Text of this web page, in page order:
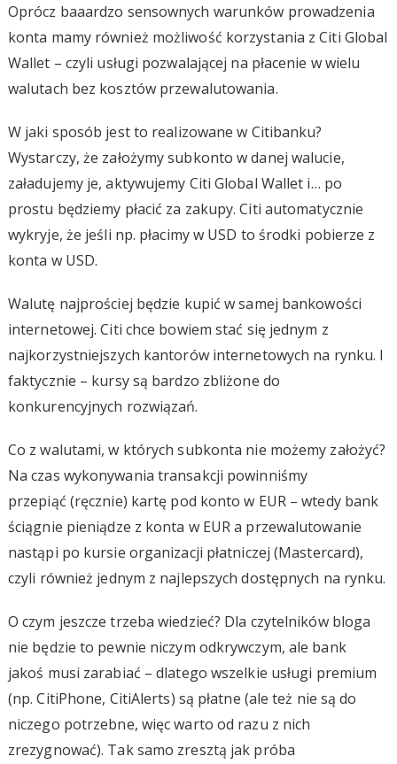
Oprócz baaardzo sensownych warunków prowadzenia
konta mamy również możliwość korzystania z Citi Global
Wallet – czyli usługi pozwalającej na płacenie w wielu
walutach bez kosztów przewalutowania.
W jaki sposób jest to realizowane w Citibanku?
Wystarczy, że założymy subkonto w danej walucie,
załadujemy je, aktywujemy Citi Global Wallet i… po
prostu będziemy płacić za zakupy. Citi automatycznie
wykryje, że jeśli np. płacimy w USD to środki pobierze z
konta w USD.
Walutę najprościej będzie kupić w samej bankowości
internetowej. Citi chce bowiem stać się jednym z
najkorzystniejszych kantorów internetowych na rynku. I
faktycznie – kursy są bardzo zbliżone do
konkurencyjnych rozwiązań.
Co z walutami, w których subkonta nie możemy założyć?
Na czas wykonywania transakcji powinniśmy
przepiąć (ręcznie) kartę pod konto w EUR – wtedy bank
ściągnie pieniądze z konta w EUR a przewalutowanie
nastąpi po kursie organizacji płatniczej (Mastercard),
czyli również jednym z najlepszych dostępnych na rynku.
O czym jeszcze trzeba wiedzieć? Dla czytelników bloga
nie będzie to pewnie niczym odkrywczym, ale bank
jakoś musi zarabiać – dlatego wszelkie usługi premium
(np. CitiPhone, CitiAlerts) są płatne (ale też nie są do
niczego potrzebne, więc warto od razu z nich
zrezygnować). Tak samo zresztą jak próba